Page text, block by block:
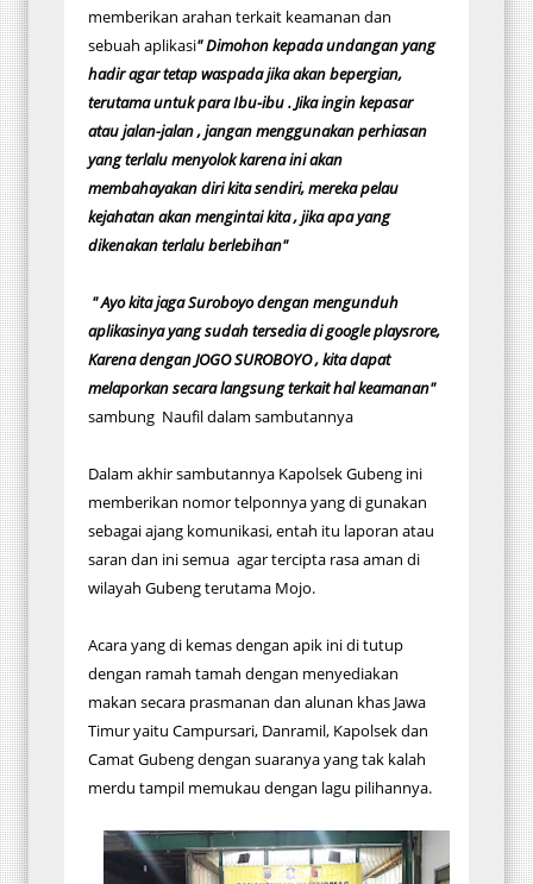
memberikan arahan terkait keamanan dan
sebuah aplikasi" Dimohon kepada undangan yang
hadir agar tetap waspada jika akan bepergian,
terutama untuk para Ibu-ibu . Jika ingin kepasar
atau jalan-jalan , jangan menggunakan perhiasan
yang terlalu menyolok karena ini akan
membahayakan diri kita sendiri, mereka pelau
kejahatan akan mengintai kita , jika apa yang
dikenakan terlalu berlebihan"
" Ayo kita jaga Suroboyo dengan mengunduh
aplikasinya yang sudah tersedia di google playsrore,
Karena dengan JOGO SUROBOYO , kita dapat
melaporkan secara langsung terkait hal keamanan"
sambung Naufil dalam sambutannya
Dalam akhir sambutannya Kapolsek Gubeng ini
memberikan nomor telponnya yang di gunakan
sebagai ajang komunikasi, entah itu laporan atau
saran dan ini semua agar tercipta rasa aman di
wilayah Gubeng terutama Mojo.
Acara yang di kemas dengan apik ini di tutup
dengan ramah tamah dengan menyediakan
makan secara prasmanan dan alunan khas Jawa
Timur yaitu Campursari, Danramil, Kapolsek dan
Camat Gubeng dengan suaranya yang tak kalah
merdu tampil memukau dengan lagu pilihannya.